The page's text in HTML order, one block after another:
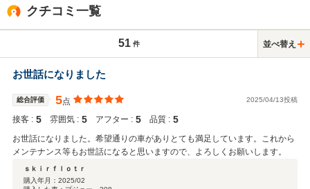
クチコミ一覧
51 件 並べ替え
お世話になりました
総合評価 5点 2025/04/13投稿
接客 : 5 雰囲気 : 5 アフター : 5 品質 : 5
お世話になりました。希望通りの車がありとても満足しています。これから
メンテナンス等もお世話になると思いますので、よろしくお願いします。
ｓｋｉｒｆｌｏｔｒ
購入年月： 2025/02